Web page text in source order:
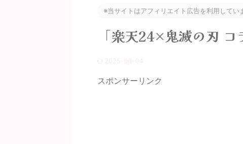
※当サイトはアフィリエイト広告を利用してい
「楽天24×鬼滅の刃 コ
2025-08-04
スポンサーリンク